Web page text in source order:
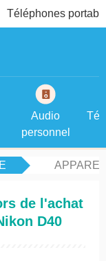
Téléphones
Audio
personnel
de l'achat
D40